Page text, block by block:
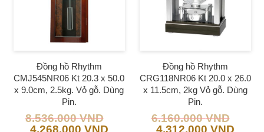
Đồng hồ Rhythm
CMJ545NR06 Kt 20.3 x 50.0
x 9.0cm, 2.5kg. Vỏ gỗ. Dùng
Pin.
8.536.000VND
4.268.000 VND
Đồng hồ Rhythm
CRG118NR06 Kt 20.0 x 26.0
x 11.5cm, 2kg Vỏ gỗ. Dùng
Pin.
6.160.000VND
4.312.000 VND